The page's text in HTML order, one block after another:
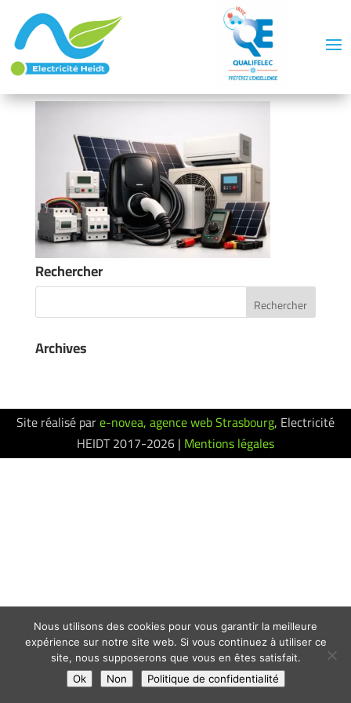
Rechercher
Archives
Site réalisé pare-novea, agence web Strasbourg, Electricité
HEIDT 2017-2026 | Mentions légales
Nous utilisons des cookies pour vous garantir la meilleure
expérience sur notre site web. Si vous continuez à utiliser ce
site, nous supposerons que vous en êtes satisfait.
Ok
Non Politique de confidentialité